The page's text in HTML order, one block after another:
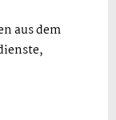
aus dem